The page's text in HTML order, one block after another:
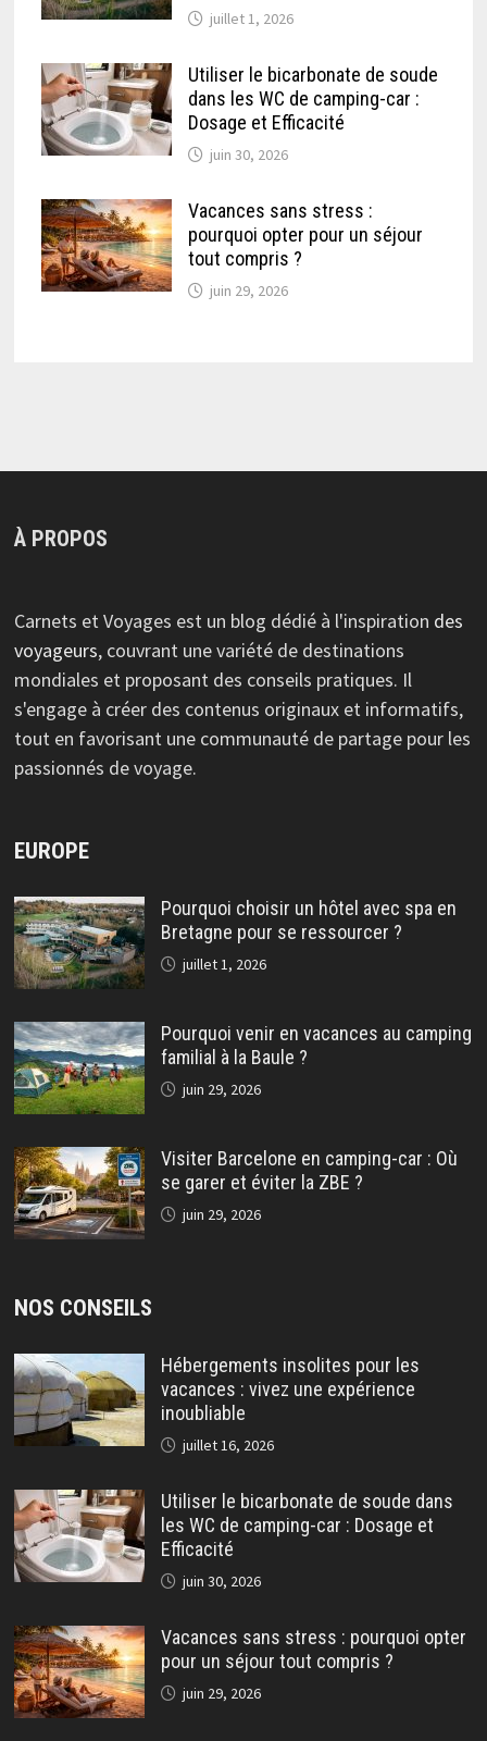
juillet 1, 2026
Utiliser le bicarbonate de soude
dans les WC de camping-car :
Dosage et Efficacité
juin 30, 2026
Vacances sans stress :
pourquoi opter pour un séjour
tout compris ?
juin 29, 2026
À PROPOS
Carnets et Voyages est un blog dédié à l'inspiration des
voyageurs, couvrant une variété de destinations
mondiales et proposant des conseils pratiques. Il
s'engage à créer des contenus originaux et informatifs,
tout en favorisant une communauté de partage pour les
passionnés de voyage.
EUROPE
Pourquoi choisir un hôtel avec spa en
Bretagne pour se ressourcer ?
juillet 1, 2026
Pourquoi venir en vacances au camping
familial à la Baule ?
juin 29, 2026
Visiter Barcelone en camping-car : Où
se garer et éviter la ZBE ?
juin 29, 2026
NOS CONSEILS
Hébergements insolites pour les
vacances : vivez une expérience
inoubliable
juillet 16, 2026
Utiliser le bicarbonate de soude dans
les WC de camping-car : Dosage et
Efficacité
juin 30, 2026
Vacances sans stress : pourquoi opter
pour un séjour tout compris ?
juin 29, 2026